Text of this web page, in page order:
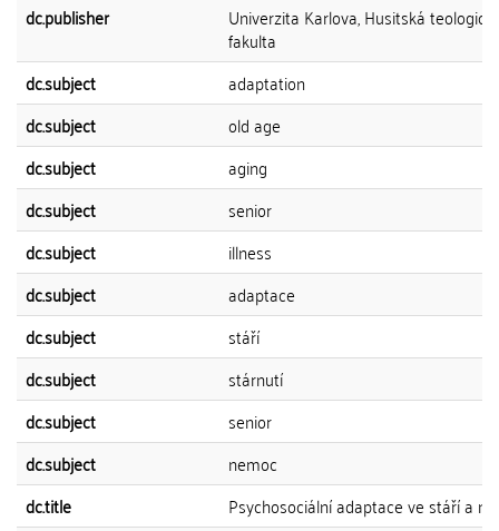
dc.publisher
Univerzita Karlova, Husitská
fakulta
dc.subject
adaptation
dc.subject
old age
dc.subject
aging
dc.subject
senior
dc.subject
illness
dc.subject
adaptace
dc.subject
stáří
dc.subject
stárnutí
dc.subject
senior
dc.subject
nemoc
dc.title
Psychosociální adaptace ve stáří a